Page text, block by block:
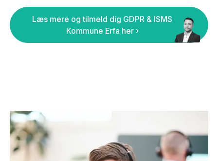
Læs mere og tilmeld dig GDPR & ISMS
Kommune Erfa her ›